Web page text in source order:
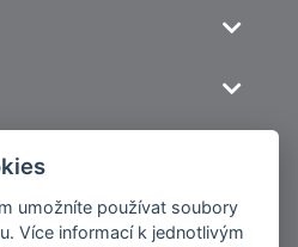
Vytvořilo INIZIO Internet Media s.r.o.|
umožníte používat soubory